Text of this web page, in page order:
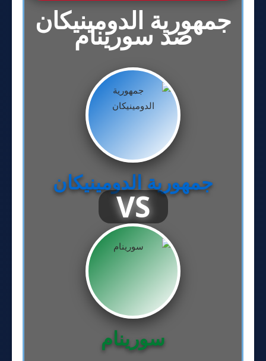
جمهورية الدومينيكان
ضد سورينام
جمهورية الدومينيكان
VS
سورينام